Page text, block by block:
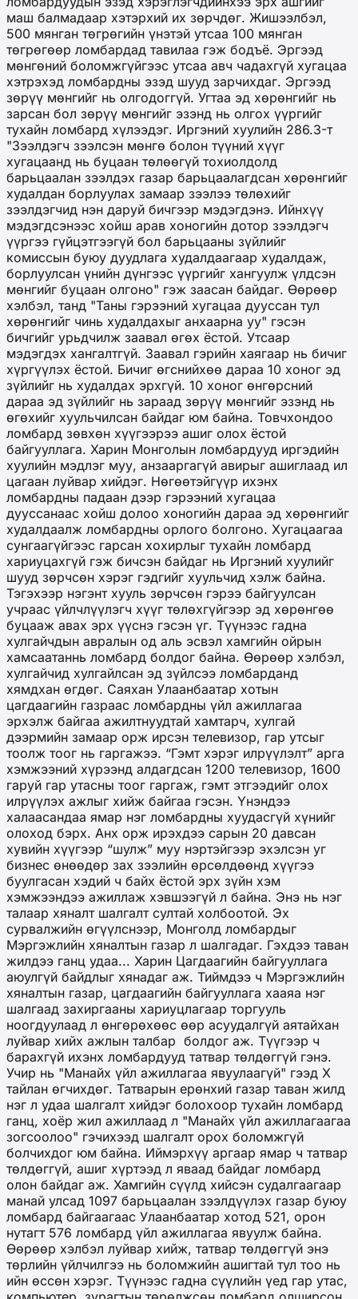
маш балмадаар хэтэрхий их зөрчдөг. Жишээлбэл,
500 мянган төгрөгийн үнэтэй утсаа 100 мянган
төгрөгөөр ломбардад тавилаа гэж бодъё. Эргээд
мөнгөний боломжгүйгээс утсаа авч чадахгүй хугацаа
хэтрэхэд ломбардны эзэд шууд зарчихдаг. Эргээд
зөрүү мөнгийг нь олгодоггүй. Угтаа эд хөрөнгийг нь
зарсан бол зөрүү мөнгийг эзэнд нь олгох үүргийг
тухайн ломбард хүлээдэг. Иргэний хуулийн 286.3-т
"Зээлдэгч зээлсэн мөнгө болон түүний хүүг
хугацаанд нь буцаан төлөөгүй тохиолдолд
барьцаалан зээлдэх газар барьцаалагдсан хөрөнгийг
худалдан борлуулах замаар зээлээ төлөхийг
зээлдэгчид нэн даруй бичгээр мэдэгдэнэ. Ийнхүү
мэдэгдсэнээс хойш арав хоногийн дотор зээлдэгч
үүргээ гүйцэтгээгүй бол барьцааны зүйлийг
комиссын буюу дуудлага худалдаагаар худалдаж,
борлуулсан үнийн дүнгээс үүргийг хангуулж үлдсэн
мөнгийг буцаан олгоно" гэж заасан байдаг. Өөрөөр
хэлбэл, танд "Таны гэрээний хугацаа дууссан тул
хөрөнгийг чинь худалдахыг анхаарна уу" гэсэн
бичгийг урьдчилж заавал өгөх ёстой. Утсаар
мэдэгдэх хангалтгүй. Заавал гэрийн хаягаар нь бичиг
хүргүүлэх ёстой. Бичиг өгснийхөө дараа 10 хоног эд
зүйлийг нь худалдах эрхгүй. 10 хоног өнгөрсний
дараа эд зүйлийг нь зараад зөрүү мөнгийг эзэнд нь
өгөхийг хуульчилсан байдаг юм байна. Товчхондоо
ломбард зөвхөн хүүгээрээ ашиг олох ёстой
байгууллага. Харин Монголын ломбардууд иргэдийн
хуулийн мэдлэг муу, анзааргагүй авирыг ашиглаад ил
цагаан луйвар хийдэг. Нөгөөтэйгүүр ихэнх
ломбардны падаан дээр гэрээний хугацаа
дууссанаас хойш долоо хоногийн дараа эд хөрөнгийг
худалдаалж ломбардны орлого болгоно. Хугацаагаа
сунгаагүйгээс гарсан хохирлыг тухайн ломбард
хариуцахгүй гэж бичсэн байдаг нь Иргэний хуулийг
шууд зөрчсөн хэрэг гэдгийг хуульчид хэлж байна.
Тэгэхээр нэгэнт хууль зөрчсөн гэрээ байгуулсан
учраас үйлчлүүлэгч хүүг төлөхгүйгээр эд хөрөнгөө
буцааж авах эрх үүснэ гэсэн үг. Түүнээс гадна
хулгайчдын авралын од аль эсвэл хамгийн ойрын
хамсаатаннь ломбард болдог байна. Өөрөөр хэлбэл,
хулгайчид хулгайлсан эд зүйлсээ ломбарданд
хямдхан өгдөг. Саяхан Улаанбаатар хотын
цагдаагийн газраас ломбардны үйл ажиллагаа
эрхэлж байгаа ажилтнуудтай хамтарч, хулгай
дээрмийн замаар орж ирсэн телевизор, гар утсыг
тоолж тоог нь гаргажээ. “Гэмт хэрэг илрүүлэлт” арга
хэмжээний хүрээнд алдагдсан 1200 телевизор, 1600
гаруй гар утасны тоог гаргаж, гэмт этгээдийг олох
илрүүлэх ажлыг хийж байгаа гэсэн. Үнэндээ
халаасандаа ямар нэг ломбардны хуудасгүй хүнийг
олоход бэрх. Анх орж ирэхдээ сарын 20 давсан
хувийн хүүгээр “шулж” муу нэртэйгээр эхэлсэн уг
бизнес өнөөдөр зах зээлийн өрсөлдөөнд хүүгээ
буулгасан хэдий ч байх ёстой эрх зүйн хэм
хэмжээндээ ажиллаж хэвшээгүй л байна. Энэ нь нэг
талаар хяналт шалгалт султай холбоотой. Эх
сурвалжийн өгүүлснээр, Монголд ломбардыг
Мэргэжлийн хяналтын газар л шалгадаг. Гэхдээ таван
жилдээ ганц удаа... Харин Цагдаагийн байгууллага
аюулгүй байдлыг хянадаг аж. Тиймдээ ч Мэргэжлийн
хяналтын газар, цагдаагийн байгууллага хааяа нэг
шалгаад захиргааны хариуцлагаар торгууль
ноогдуулаад л өнгөрөхөөс өөр асуудалгүй аятайхан
луйвар хийх ажлын талбар болдог аж. Түүгээр ч
барахгүй ихэнх ломбардууд татвар төлдөггүй гэнэ.
Учир нь "Манайх үйл ажиллагаа явуулаагүй" гээд X
тайлан өгчихдөг. Татварын ерөнхий газар таван жилд
нэг л удаа шалгалт хийдэг болохоор тухайн ломбард
ганц, хоёр жил ажиллаад л "Манайх үйл ажиллагаагаа
зогсоолоо" гэчихээд шалгалт орох боломжгүй
болчихдог юм байна. Иймэрхүү аргаар ямар ч татвар
төлдөггүй, ашиг хүртээд л яваад байдаг ломбард
олон байдаг аж. Хамгийн сүүлд хийсэн судалгаагаар
манай улсад 1097 барьцаалан зээлдүүлэх газар буюу
ломбард байгаагаас Улаанбаатар хотод 521, орон
нутагт 576 ломбард үйл ажиллагаа явуулж байна.
Өөрөөр хэлбэл луйвар хийж, татвар төлдөггүй энэ
төрлийн үйлчилгээ нь боломжийн ашигтай тул тоо нь
ийн өссөн хэрэг. Түүнээс гадна сүүлийн үед гар утас,